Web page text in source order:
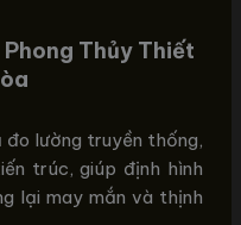
Thủy Thiết
lường truyền thống,
trúc, giúp định hình
lại may mắn và thịnh